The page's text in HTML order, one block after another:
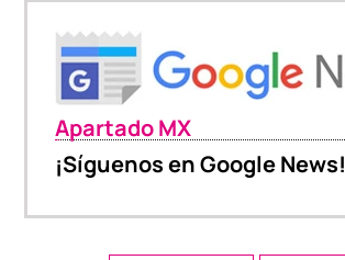
Apartado MX
¡Síguenos en Google News!